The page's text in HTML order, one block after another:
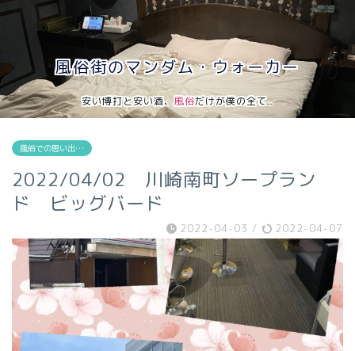
風俗街のマンダム・ウォーカー
安い博打と安い酒、風俗だけが僕の全て…
風俗での思い出…
2022/04/02 川崎南町ソープラン
ド ビッグバード
2022-04-03 / 2022-04-07